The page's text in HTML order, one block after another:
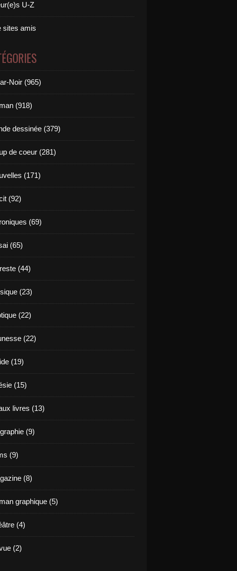
U-Z
sites amis
Noir (965)
(918)
dessinée (379)
de coeur (281)
(171)
(92)
(69)
(65)
(44)
(23)
(22)
(22)
(19)
(15)
livres (13)
(9)
(9)
(8)
graphique (5)
(4)
(2)